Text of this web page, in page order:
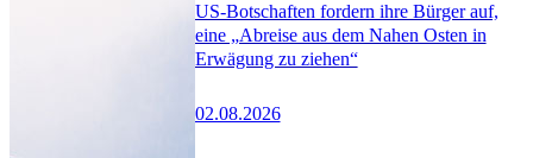
US-Botschaften fordern ihre Bürger auf,
eine „Abreise aus dem Nahen Osten in
Erwägung zu ziehen“
02.08.2026